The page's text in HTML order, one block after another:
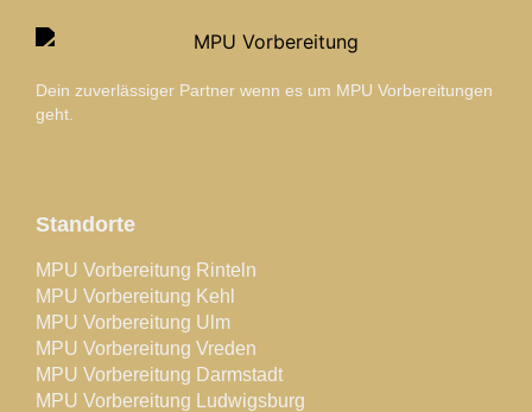
Dein zuverlässiger Partner wenn es um MPU Vorbereitungen
geht.
Standorte
MPU Vorbereitung Rinteln
MPU Vorbereitung Kehl
MPU Vorbereitung Ulm
MPU Vorbereitung Vreden
MPU Vorbereitung Darmstadt
MPU Vorbereitung Ludwigsburg